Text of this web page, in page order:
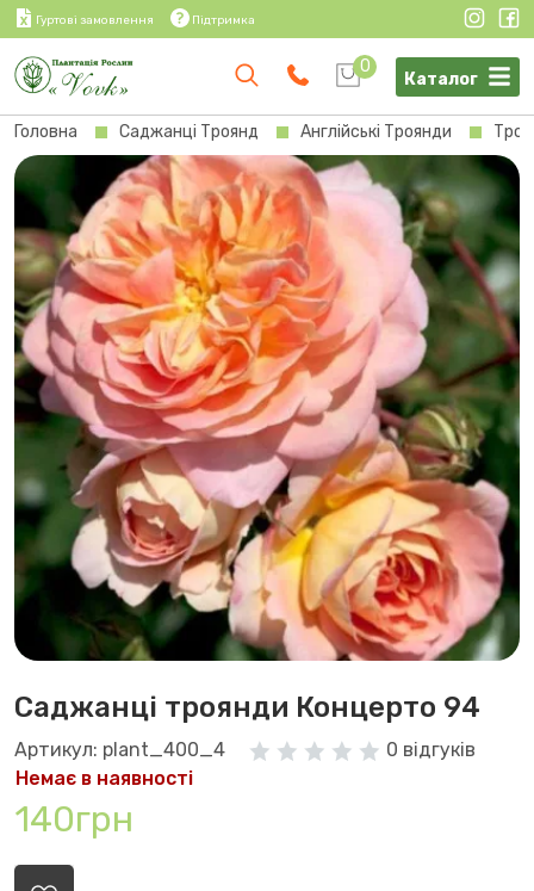
Гуртові замовлення Підтримка
0
Каталог
Головна Саджанці Троянд Англійські Троянди
Саджанці троянди Концерто 94
Артикул: plant_400_4
0 відгуків
Немає в наявності
140грн